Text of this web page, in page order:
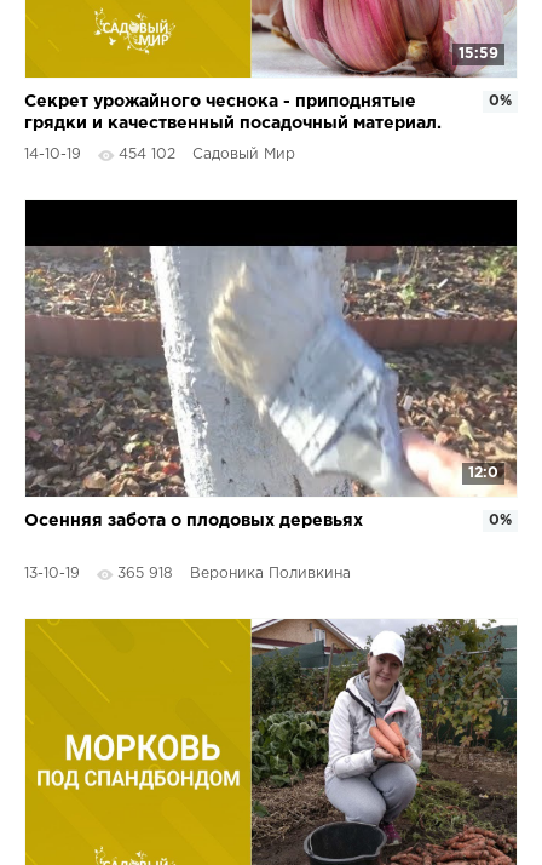
15:59
Секрет урожайного чеснока - приподнятые
грядки и качественный посадочный материал.
14-10-19 454 102 Садовый Мир
0%
12:0
Осенняя забота о плодовых деревьях
13-10-19 365 918 Вероника Поливкина
0%